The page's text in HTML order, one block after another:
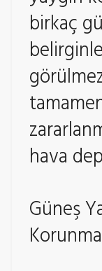
birkaç
hava
Güneş